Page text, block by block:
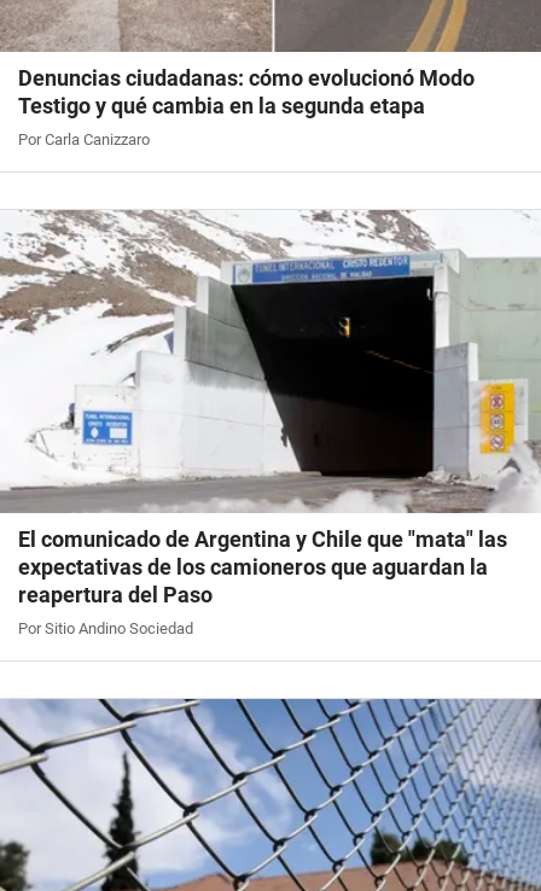
Denuncias ciudadanas: cómo evolucionó Modo
Testigo y qué cambia en la segunda etapa
Por Carla Canizzaro
El comunicado de Argentina y Chile que "mata" las
expectativas de los camioneros que aguardan la
reapertura del Paso
Por Sitio Andino Sociedad